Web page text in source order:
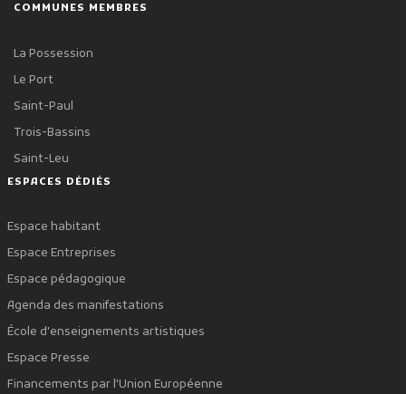
COMMUNES MEMBRES
La Possession
Le Port
Saint-Paul
Trois-Bassins
Saint-Leu
ESPACES DÉDIÉS
Espace habitant
Espace Entreprises
Espace pédagogique
Agenda des manifestations
École d'enseignements artistiques
Espace Presse
Financements par l'Union Européenne